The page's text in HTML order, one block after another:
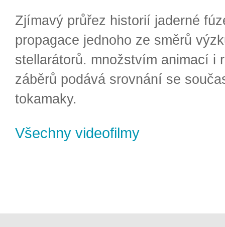
Zjímavý průřez historií jaderné
propagace jednoho ze směrů
stellarátorů. množstvím animací i
záběrů podává srovnání se
tokamaky.
Všechny videofilmy